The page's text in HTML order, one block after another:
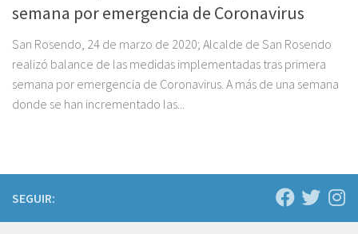
semana por emergencia de Coronavirus
San Rosendo, 24 de marzo de 2020; Alcalde de San Rosendo
realizó balance de las medidas implementadas tras primera
semana por emergencia de Coronavirus. A más de una semana
donde se han incrementado las...
SEGUIR: